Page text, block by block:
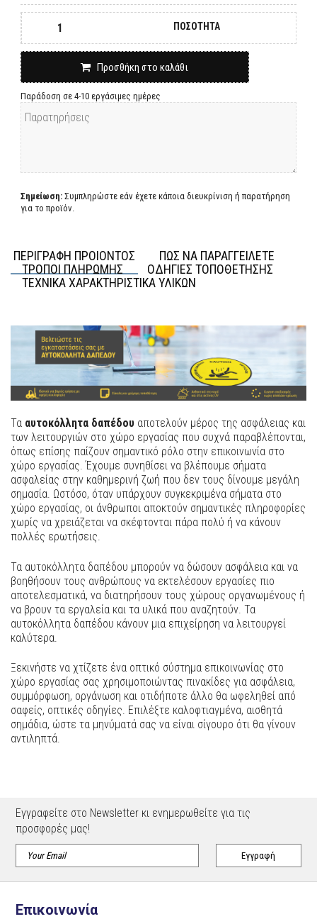
ΠΟΣΟΤΗΤΑ
Προσθήκη στο καλάθι
Παράδοση σε 4-10 εργάσιμες ημέρες
Σημείωση: Συμπληρώστε εάν έχετε κάποια διευκρίνιση ή παρατήρηση
για το προϊόν.
ΠΕΡΙΓΡΑΦΗ ΠΡΟΙΟΝΤΟΣ
ΠΩΣ ΝΑ ΠΑΡΑΓΓΕΙΛΕΤΕ
ΤΡΟΠΟΙ ΠΛΗΡΩΜΗΣ
ΟΔΗΓΙΕΣ ΤΟΠΟΘΕΤΗΣΗΣ
ΤΕΧΝΙΚΑ ΧΑΡΑΚΤΗΡΙΣΤΙΚΑ ΥΛΙΚΩΝ
Τα αυτοκόλλητα δαπέδου αποτελούν μέρος της ασφάλειας και
των λειτουργιών στο χώρο εργασίας που συχνά παραβλέπονται,
όπως επίσης παίζουν σημαντικό ρόλο στην επικοινωνία στο
χώρο εργασίας. Έχουμε συνηθίσει να βλέπουμε σήματα
ασφαλείας στην καθημερινή ζωή που δεν τους δίνουμε μεγάλη
σημασία. Ωστόσο, όταν υπάρχουν συγκεκριμένα σήματα στο
χώρο εργασίας, οι άνθρωποι αποκτούν σημαντικές πληροφορίες
χωρίς να χρειάζεται να σκέφτονται πάρα πολύ ή να κάνουν
πολλές ερωτήσεις.
Τα αυτοκόλλητα δαπέδου μπορούν να δώσουν ασφάλεια και να
βοηθήσουν τους ανθρώπους να εκτελέσουν εργασίες πιο
αποτελεσματικά, να διατηρήσουν τους χώρους οργανωμένους ή
να βρουν τα εργαλεία και τα υλικά που αναζητούν. Τα
αυτοκόλλητα δαπέδου κάνουν μια επιχείρηση να λειτουργεί
καλύτερα.
Ξεκινήστε να χτίζετε ένα οπτικό σύστημα επικοινωνίας στο
χώρο εργασίας σας χρησιμοποιώντας πινακίδες για ασφάλεια,
συμμόρφωση, οργάνωση και οτιδήποτε άλλο θα ωφεληθεί από
σαφείς, οπτικές οδηγίες. Επιλέξτε καλοφτιαγμένα, αισθητά
σημάδια, ώστε τα μηνύματά σας να είναι σίγουρο ότι θα γίνουν
αντιληπτά.
Εγγραφείτε στο Newsletter κι ενημερωθείτε για τις
προσφορές μας!
Επικοινωνία